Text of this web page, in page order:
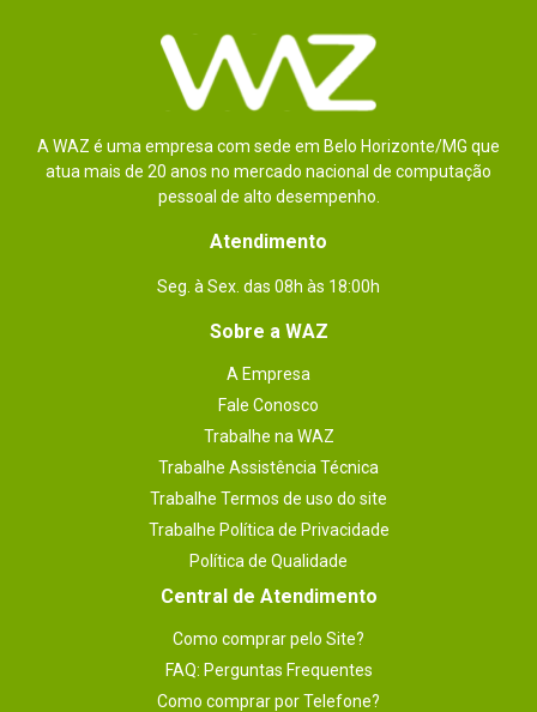
A WAZ é uma empresa com sede em Belo Horizonte/MG que
atua mais de 20 anos no mercado nacional de computação
pessoal de alto desempenho.
Atendimento
Seg. à Sex. das 08h às 18:00h
Sobre a WAZ
A Empresa
Fale Conosco
Trabalhe na WAZ
Trabalhe Assistência Técnica
Trabalhe Termos de uso do site
Trabalhe Política de Privacidade
Política de Qualidade
Central de Atendimento
Como comprar pelo Site?
FAQ: Perguntas Frequentes
Como comprar por Telefone?